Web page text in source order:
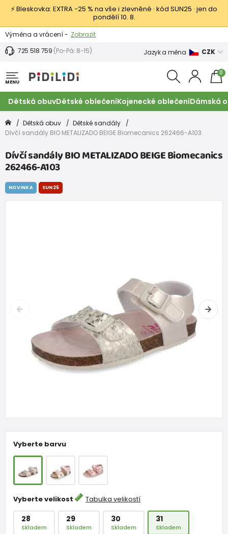
⚡ Bleskovka: EXTRA −25 % na vše i zlevněné · kód SUN25 · jen do
pondělí 10. 8.
Výměna a vrácení - Zobrazit
Sleva 100 Kč na první nákup -
725 518 759 (Po-Pá: 8-15) Jazyk a měna CZK
MENU
0
Dětská obuvDětské oblečeníKojenecké oblečeníDámská
Dětská obuv
Dětské sandály
Dívčí sandály BIO METALIZADO BEIGE Biomecanics 262466-A103
Dívčí sandály BIO METALIZADO BEIGE Biomecanics
262466-A103
Vyberte barvu
Vyberte velikost Tabulka velikostí
28
Skladem
29
Skladem
30
Skladem
31
Skladem
NOVINKA SUN25